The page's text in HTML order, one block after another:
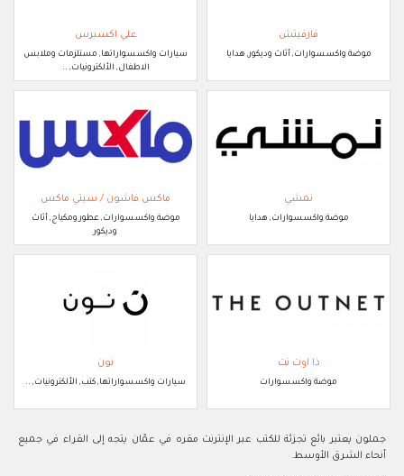
فارفيتش
موضة واكسسوارات, أثاث وديكور, هدايا
علي اكسبرس
سيارات واكسسواراتها, مستلزمات وملابس
الاطفال, الألكترونيات, ..
نمشي
موضة واكسسوارات, هدايا
ماكس فاشون / سيتي ماكس
موضة واكسسوارات, عطور ومكياج, أثاث
وديكور
ذا اوت نت
موضة واكسسوارات
نون
سيارات واكسسواراتها, كتب, الألكترونيات, ..
جملون يعتبر بائع تجزئة للكتب عبر الإنترنت مقره في عمّان يتجه إلى القراء في جميع
أنحاء الشرق الأوسط.